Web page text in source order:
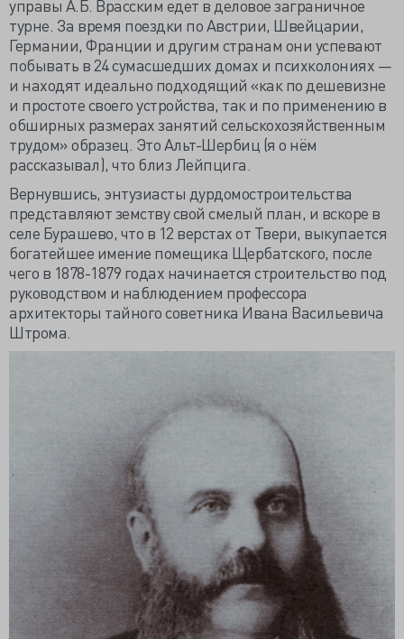
управы А.Б. Врасским едет в деловое заграничное
турне. За время поездки по Австрии, Швейцарии,
Германии, Франции и другим странам они успевают
побывать в 24 сумасшедших домах и психколониях —
и находят идеально подходящий «как по дешевизне
и простоте своего устройства, так и по применению в
обширных размерах занятий сельскохозяйственным
трудом» образец. Это Альт-Шербиц (я о нём
рассказывал), что близ Лейпцига.
Вернувшись, энтузиасты дурдомостроительства
представляют земству свой смелый план, и вскоре в
селе Бурашево, что в 12 верстах от Твери, выкупается
богатейшее имение помещика Щербатского, после
чего в 1878-1879 годах начинается строительство под
руководством и наблюдением профессора
архитекторы тайного советника Ивана Васильевича
Штрома.